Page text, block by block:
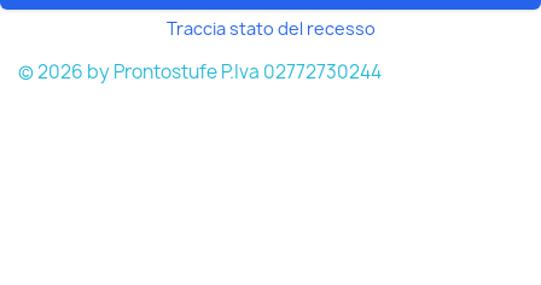
Traccia stato del recesso
© 2026 by Prontostufe P.Iva 02772730244